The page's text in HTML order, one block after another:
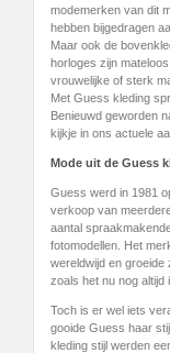
modemerken van dit
hebben bijgedragen
Maar ook de
horloges zijn
vrouwelijke of sterk
Met Guess kleding
Benieuwd geworden
kijkje in ons actuele
Mode uit de Guess
Guess werd in 1981
verkoop van
aantal
fotomodellen. Het
wereldwijd en groeide
zoals het nu nog altijd
Toch is er wel iets
gooide Guess haar
kleding stijl werden